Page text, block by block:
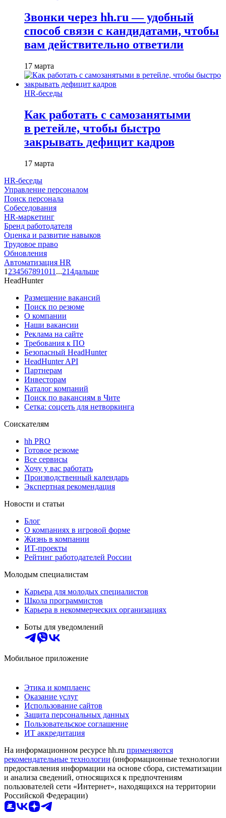
Звонки через hh.ru — удобный
способ связи с кандидатами, чтобы
вам действительно ответили
17 марта
HR-беседы
Как работать с самозанятыми
в ретейле, чтобы быстро
закрывать дефицит кадров
17 марта
HR-беседы
Управление персоналом
Поиск персонала
Собеседования
HR-маркетинг
Бренд работодателя
Оценка и развитие навыков
Трудовое право
Обновления
Автоматизация HR
1 234567891011 ...214дальше
HeadHunter
Размещение вакансий
Поиск по резюме
О компании
Наши вакансии
Реклама на сайте
Требования к ПО
Безопасный HeadHunter
HeadHunter API
Партнерам
Инвесторам
Каталог компаний
Поиск по вакансиям в Чите
Сетка: соцсеть для нетворкинга
Соискателям
hh PRO
Готовое резюме
Все сервисы
Хочу у вас работать
Производственный календарь
Экспертная рекомендация
Новости и статьи
Блог
О компаниях в игровой форме
Жизнь в компании
ИТ-проекты
Рейтинг работодателей России
Молодым специалистам
Карьера для молодых специалистов
Школа программистов
Карьера в некоммерческих организациях
Боты для уведомлений
Мобильное приложение
Этика и комплаенс
Оказание услуг
Использование сайтов
Защита персональных данных
Пользовательское соглашение
ИТ аккредитация
На информационном ресурсе hh.ru применяются
рекомендательные технологии (информационные технологии
предоставления информации на основе сбора, систематизации
и анализа сведений, относящихся к предпочтениям
пользователей сети «Интернет», находящихся на территории
Российской Федерации)